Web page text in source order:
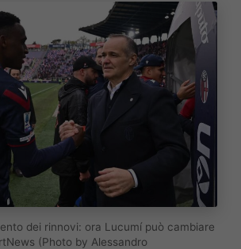
dei rinnovi: ora Lucumí può cambiare
(Photo by Alessandro